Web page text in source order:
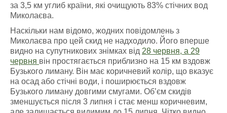
за 3,5 км углиб країни, які очищують 83% стічних вод
Миколаєва.
Наскільки нам відомо, жодних повідомлень з
Миколаєва про цей скид не надходило. Його вперше
видно на супутникових знімках від 28 червня, а 29
червня він простягається приблизно на 15 км вздовж
Бузького лиману. Він має коричневий колір, що вказує
на осад або стічні води, і поширюється вздовж
Бузького лиману довгими смугами. Об’єм скидів
зменшується після 3 липня і стає менш коричневим,